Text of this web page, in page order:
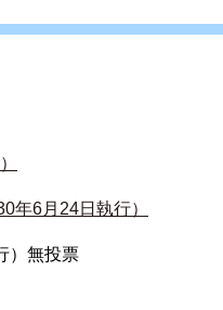
年6月24日執行）
）無投票